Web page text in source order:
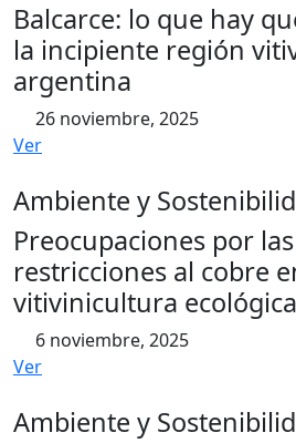
Balcarce: lo que hay
la incipiente región
argentina
26 noviembre, 2025
Ver
Ambiente y
Preocupaciones por
restricciones al cobre
vitivinicultura ecológica
6 noviembre, 2025
Ver
Ambiente y